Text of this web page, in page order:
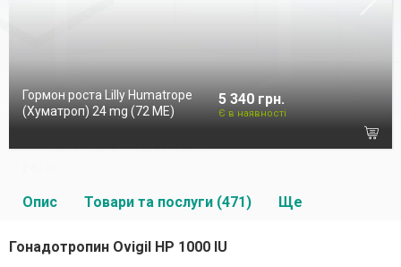
Гормон роста Lilly Humatrope
(Хуматроп) 24 mg (72 МЕ)
5 340 грн.
Є в наявності
Опис Товари та послуги (471) Ще
Гонадотропин Ovigil HP 1000 IU